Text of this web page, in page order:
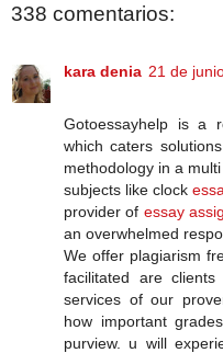
338 comentarios:
kara denia 21 de
Gotoessayhelp is a
which caters
methodology in a
subjects like clock
provider of essay
an overwhelmed
We offer plagiarism
facilitated are
services of our
how important
purview. u will